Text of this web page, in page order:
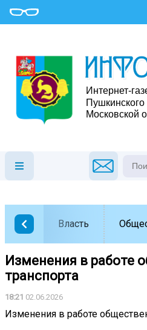
Власть
Изменения в работе
транспорта
18:21 02.06.2026
Изменения в работе